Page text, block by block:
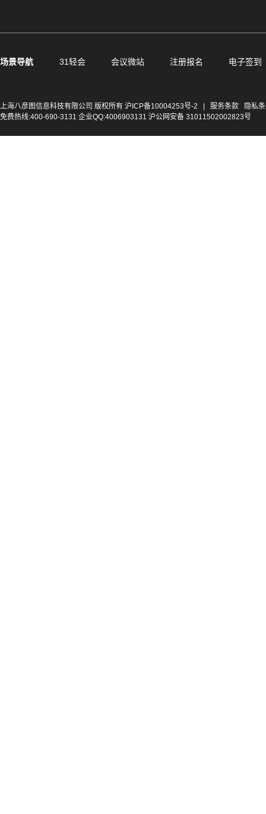
场景导航 31轻会 会议微站 注册报名 电子签到
上海八彦图信息科技有限公司 版权所有 沪ICP备10004253号-2 服务条款
隐私
免费热线:400-690-3131 企业QQ:4006903131 沪公网安备 31011502002823号